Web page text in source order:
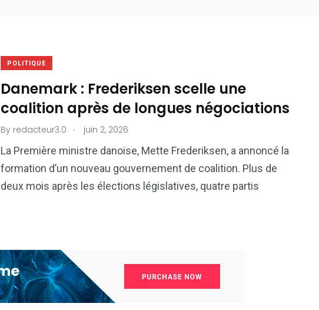
POLITIQUE
Danemark : Frederiksen scelle une
coalition après de longues négociations
By redacteur3.0 . juin 2, 2026
La Première ministre danoise, Mette Frederiksen, a annoncé la
formation d’un nouveau gouvernement de coalition. Plus de
deux mois après les élections législatives, quatre partis